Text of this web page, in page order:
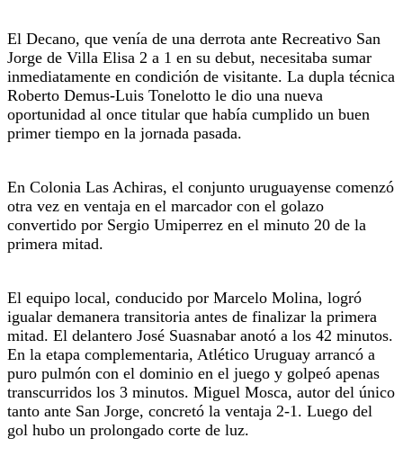
El Decano, que venía de una derrota ante Recreativo San
Jorge de Villa Elisa 2 a 1 en su debut, necesitaba sumar
inmediatamente en condición de visitante. La dupla técnica
Roberto Demus-Luis Tonelotto le dio una nueva
oportunidad al once titular que había cumplido un buen
primer tiempo en la jornada pasada.
En Colonia Las Achiras, el conjunto uruguayense comenzó
otra vez en ventaja en el marcador con el golazo
convertido por Sergio Umiperrez en el minuto 20 de la
primera mitad.
El equipo local, conducido por Marcelo Molina, logró
igualar demanera transitoria antes de finalizar la primera
mitad. El delantero José Suasnabar anotó a los 42 minutos.
En la etapa complementaria, Atlético Uruguay arrancó a
puro pulmón con el dominio en el juego y golpeó apenas
transcurridos los 3 minutos. Miguel Mosca, autor del único
tanto ante San Jorge, concretó la ventaja 2-1. Luego del
gol hubo un prolongado corte de luz.